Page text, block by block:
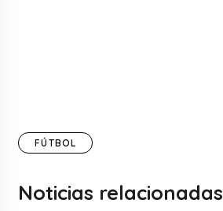
FÚTBOL
Noticias relacionadas